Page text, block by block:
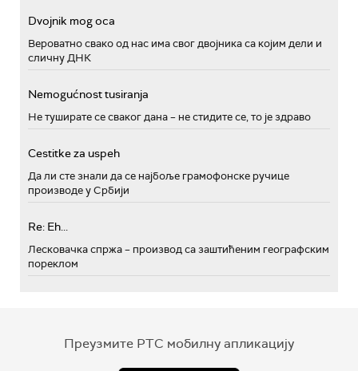
Dvojnik mog oca
Вероватно свако од нас има свог двојника са којим дели и
сличну ДНК
Nemogućnost tusiranja
Не туширате се сваког дана – не стидите се, то је здраво
Cestitke za uspeh
Да ли сте знали да се најбоље грамофонске ручице
производе у Србији
Re: Eh...
Лесковачка спржа – производ са заштићеним географским
пореклом
Преузмите РТС мобилну апликацију